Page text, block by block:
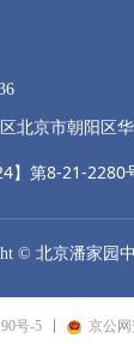
© 北京潘家园
北京市朝阳区
】第8-21-2280
号-5 京公网